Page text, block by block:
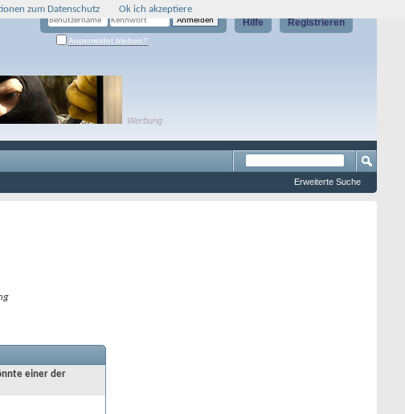
Registrieren
Hilfe
Angemeldet bleiben?
Werbung
Erweiterte Suche
einer der
zum Datenschutz Ok ich akzeptiere